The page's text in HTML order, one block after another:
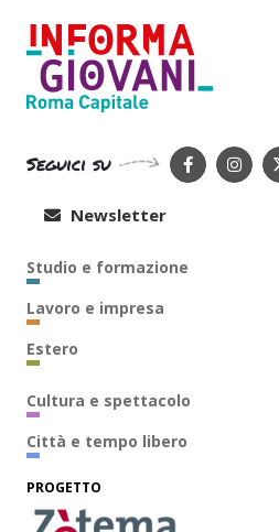
Seguici su
Newsletter
Studio e formazione
Lavoro e impresa
Estero
Cultura e spettacolo
Città e tempo libero
PROGETTO